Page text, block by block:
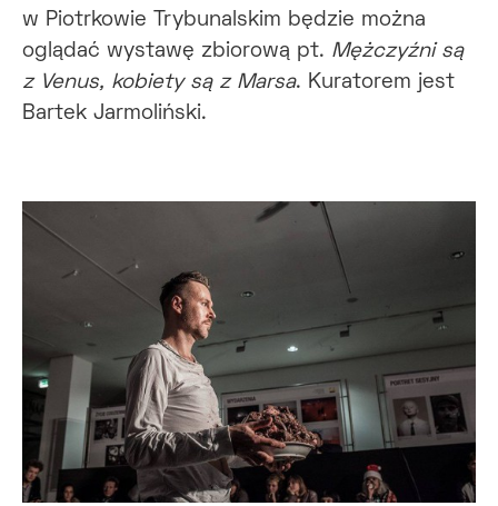
w Piotrkowie Trybunalskim będzie można
oglądać wystawę zbiorową pt. Mężczyźni są
z Venus, kobiety są z Marsa. Kuratorem jest
Bartek Jarmoliński.